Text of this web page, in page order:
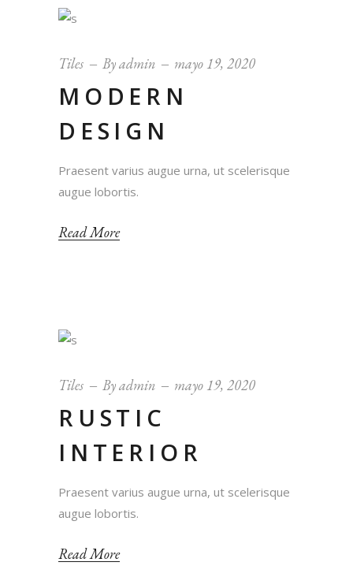
Tiles Byadmin mayo 19, 2020
MODERN
DESIGN
Praesent varius augue urna, ut scelerisque
augue lobortis.
Read More
Tiles Byadmin mayo 19, 2020
RUSTIC
INTERIOR
Praesent varius augue urna, ut scelerisque
augue lobortis.
Read More